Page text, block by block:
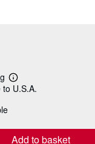
Learn
more
U.S.A.
Add to basket